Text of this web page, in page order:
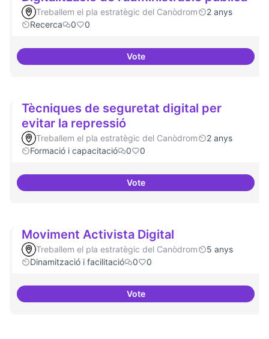
Treballem el pla estratègic del Canòdrom
2 anys
Recerca
0 0
VoteDigitalització de l'administració
Tècniques de seguretat digital per
evitar la repressió
Treballem el pla estratègic del Canòdrom
2 anys
Formació i capacitació
0 0
VoteTècniques de seguretat digital
Moviment Activista Digital
Treballem el pla estratègic del Canòdrom
5 anys
Dinamització i facilitació
0 0
VoteMoviment Activista Digital